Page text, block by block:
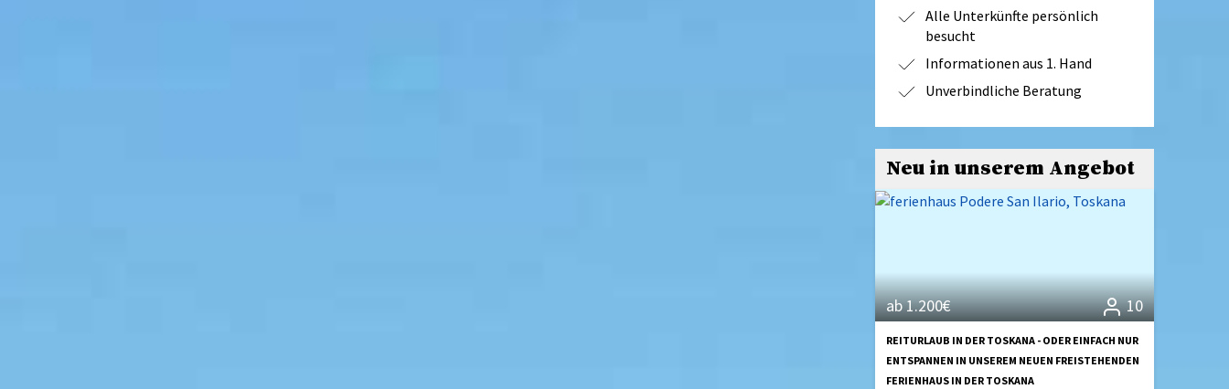
Alle Unterkünfte persönlich
besucht
Informationen aus 1. Hand
Unverbindliche Beratung
Neu in unserem Angebot
ab 1.200€ 10
REITURLAUB IN DER TOSKANA - ODER EINFACH NUR
ENTSPANNEN IN UNSEREM NEUEN FREISTEHENDEN
FERIENHAUS IN DER TOSKANA